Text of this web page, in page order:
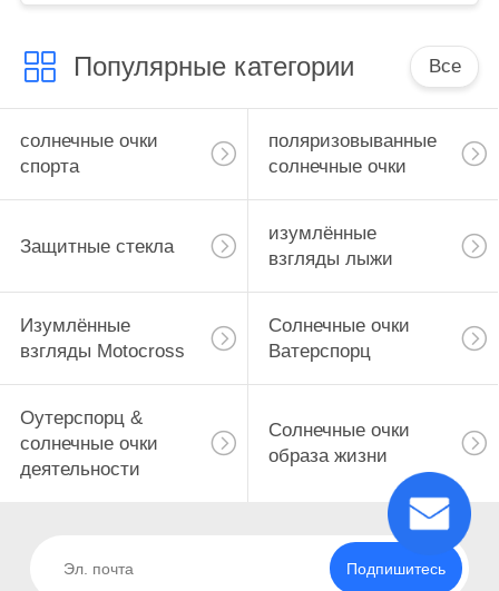
Популярные категории Все
солнечные очки
спорта
поляризовыванные
солнечные очки
Защитные стекла
изумлённые
взгляды лыжи
Изумлённые
взгляды Motocross
Солнечные очки
Ватерспорц
Оутерспорц &
солнечные очки
деятельности
Солнечные очки
образа жизни
Подпишитесь